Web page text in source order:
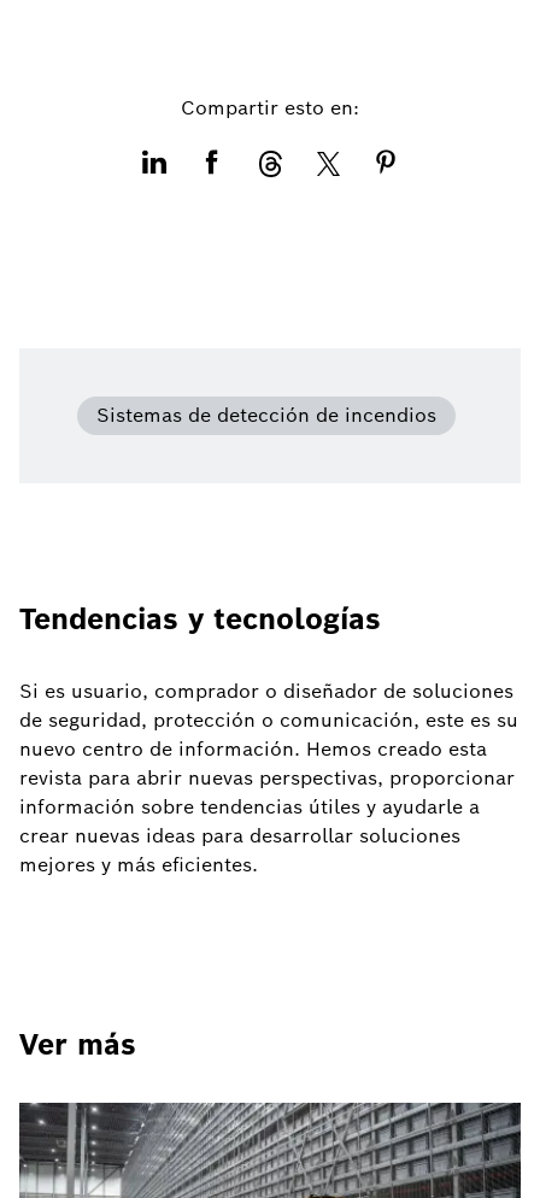
Compartir esto en:
Sistemas de detección de incendios
Tendencias y tecnologías
Si es usuario, comprador o diseñador de soluciones
de seguridad, protección o comunicación, este es su
nuevo centro de información. Hemos creado esta
revista para abrir nuevas perspectivas, proporcionar
información sobre tendencias útiles y ayudarle a
crear nuevas ideas para desarrollar soluciones
mejores y más eficientes.
Ver más